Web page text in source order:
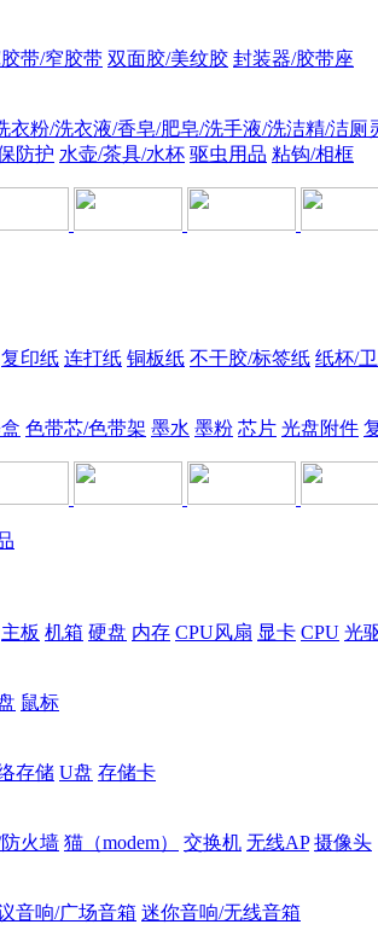
带/窄胶带 双面胶/美纹胶 封装器/胶带座
衣粉/洗衣液/香皂/肥皂/洗手液/洗洁精/洁厕
防护 水壶/茶具/水杯 驱虫用品 粘钩/相框
复印纸 连打纸 铜板纸 不干胶/标签纸 纸杯/
色带芯/色带架 墨水 墨粉 芯片 光盘附件
主板 机箱 硬盘 内存 CPU风扇 显卡 CPU 光
鼠标
存储 U盘 存储卡
火墙 猫（modem） 交换机 无线AP 摄像头
音响/广场音箱 迷你音响/无线音箱